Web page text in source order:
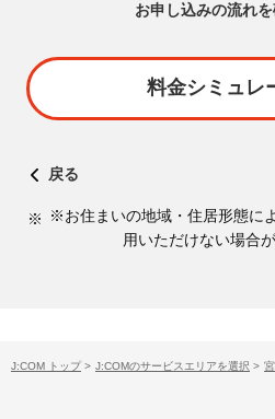
お申し込みの流れ
料金シミュレ
戻る
※お住まいの地域・住居形態に
用いただけない場合
J:COM トップ > J:COMのサービスエリアを選択 >